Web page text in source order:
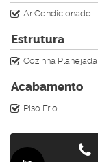
Ar Condicionado
Estrutura
Cozinha Planejada
Acabamento
Piso Frio